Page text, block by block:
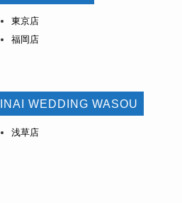
東京店
福岡店
INAI WEDDING WASOU
浅草店